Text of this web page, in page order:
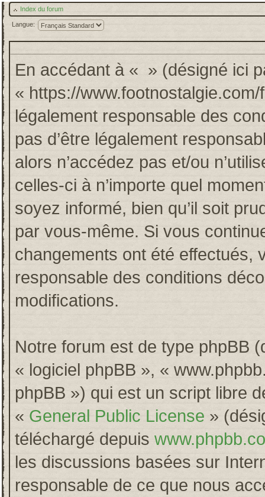
Index du forum
Langue:
En accédant à « » (désigné ici
« https://
légalement responsable des
pas d’être légalement
alors n’accédez pas et/ou
celles-ci à n’importe quel
soyez informé, bien qu’il soit
par vous-même. Si vous
changements ont été effectués,
responsable des conditions
modifications.
Notre forum est de type phpBB
« logiciel phpBB », «
phpBB ») qui est un script libre
« General Public License »
téléchargé depuis
les discussions basées sur
responsable de ce que nous